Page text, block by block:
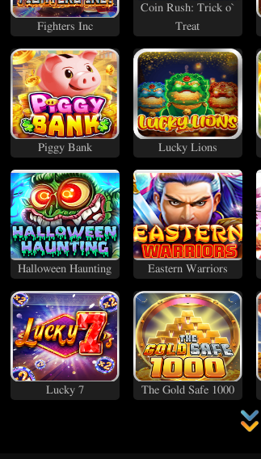
Fighters Inc
Coin Rush: Trick o`
Treat
Piggy Bank Lucky Lions
Halloween Haunting Eastern Warriors
Lucky 7 The Gold Safe 1000